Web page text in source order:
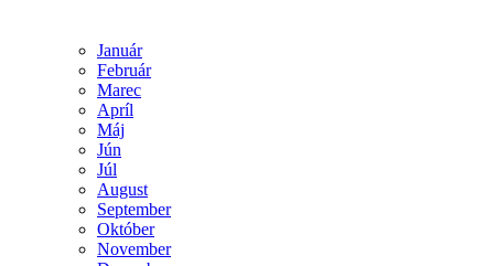
Január
Február
Marec
Apríl
Máj
Jún
Júl
August
September
Október
November